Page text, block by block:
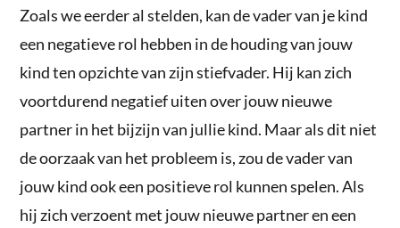
Zoals we eerder al stelden, kan de vader van je kind
een negatieve rol hebben in de houding van jouw
kind ten opzichte van zijn stiefvader. Hij kan zich
voortdurend negatief uiten over jouw nieuwe
partner in het bijzijn van jullie kind. Maar als dit niet
de oorzaak van het probleem is, zou de vader van
jouw kind ook een positieve rol kunnen spelen. Als
hij zich verzoent met jouw nieuwe partner en een